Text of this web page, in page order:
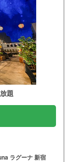
題
ラグーナ 新宿